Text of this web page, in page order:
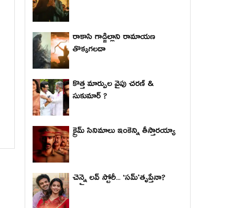
రాకాసి గాడ్జిల్లాని రామాయణ
తొక్కగలదా
కొత్త మార్పుల వైపు చరణ్ &
సుకుమార్ ?
క్రైమ్ సినిమాలు ఇంకెన్ని తీస్తారయ్యా
చెన్నై లవ్ స్టోరీ... ‘సమ్’తృప్తేనా?